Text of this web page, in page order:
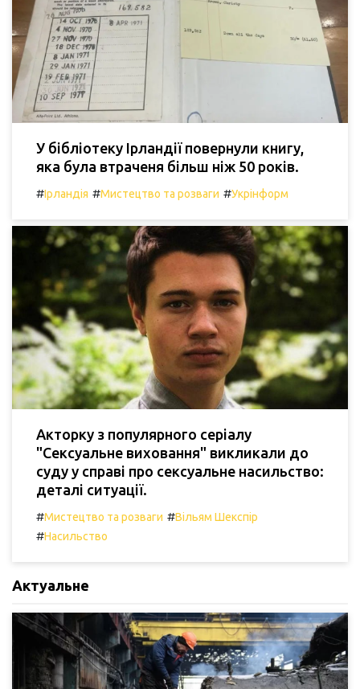
У бібліотеку Ірландії повернули книгу,
яка була втраченя більш ніж 50 років.
#Ірландія #Мистецтво та розваги #Укрінформ
Акторку з популярного серіалу
"Сексуальне виховання" викликали до
суду у справі про сексуальне насильство:
деталі ситуації.
#Мистецтво та розваги #Вільям Шекспір
#Насильство
Актуальне